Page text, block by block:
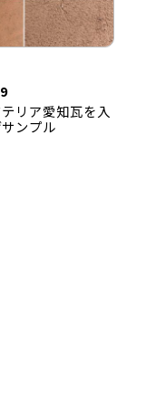
リア愛知瓦を入
ンプル